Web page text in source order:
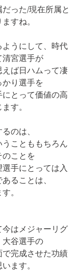
った/現在所属と
すね。
うにして、時代
清宮選手が
ば日ハムって凄
り選手を
とって価値の高
す。
のは、
ことももちろん
ことを
手にとっては入
ることは、
。
はメジャーリグ
大谷選手の
完成させた功績
ます。